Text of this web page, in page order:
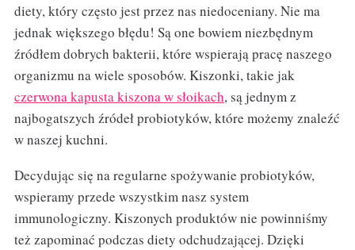
diety, który często jest przez nas niedoceniany. Nie ma
jednak większego błędu! Są one bowiem niezbędnym
źródłem dobrych bakterii, które wspierają pracę naszego
organizmu na wiele sposobów. Kiszonki, takie jak
czerwona kapusta kiszona w słoikach, są jednym z
najbogatszych źródeł probiotyków, które możemy znaleźć
w naszej kuchni.
Decydując się na regularne spożywanie probiotyków,
wspieramy przede wszystkim nasz system
immunologiczny. Kiszonych produktów nie powinniśmy
też zapominać podczas diety odchudzającej. Dzięki